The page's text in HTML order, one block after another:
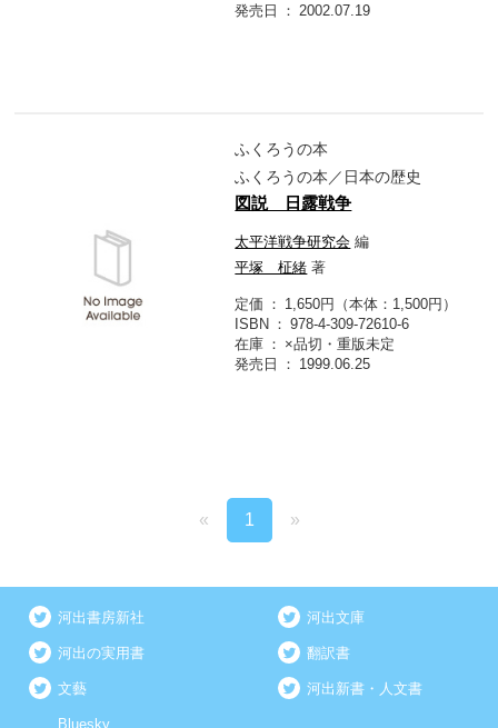
発売日
2002.07.19
ふくろうの本
ふくろうの本／日本の歴史
図説 日露戦争
太平洋戦争研究会 編
平塚 柾緒 著
定価
1,650円（本体：1,500円）
ISBN
978-4-309-72610-6
在庫
×品切・重版未定
発売日
1999.06.25
« 1 »
河出書房新社 河出文庫
河出の実用書 翻訳書
文藝 河出新書・人文書
Bluesky